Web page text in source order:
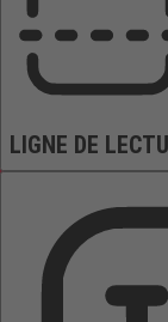
LIGNE DE